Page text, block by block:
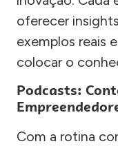
oferecer
exemplos reais
colocar o
Podcasts:
Com a rotina